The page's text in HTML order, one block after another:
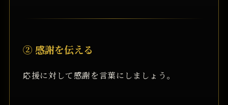
② 感謝を伝える
応援に対して感謝を言葉にしましょう。